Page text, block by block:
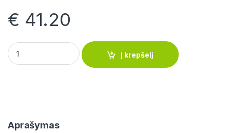
€ 41.20
PETERHOF 4 dalių puodų rinkinys (3,9L , 6,5L) PH-15275
Į krepšelį
Aprašymas